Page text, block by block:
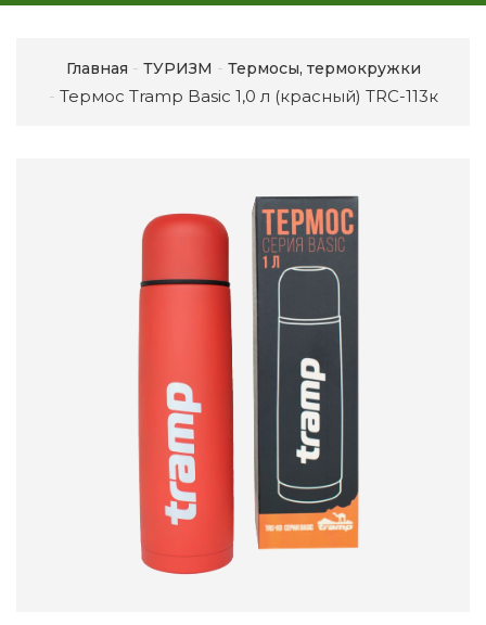
Главная ТУРИЗМ Термосы, термокружки
Термос Tramp Basic 1,0 л (красный) TRC-113к